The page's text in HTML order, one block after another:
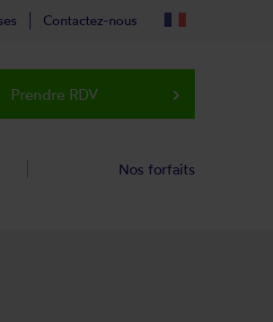
Contactez-nous
Prendre RDV keyboard_arrow_right
Nos forfaits